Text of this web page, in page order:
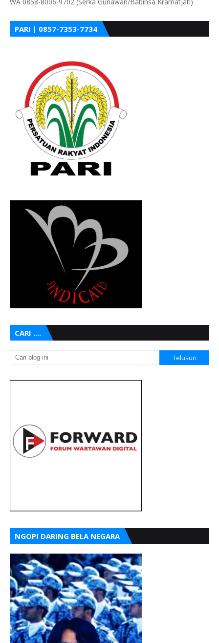
PARI | 0857-7353-7734
CARI ....
NGOPI DARING BELA NEGARA